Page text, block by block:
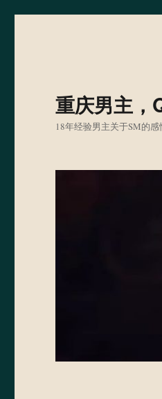
重庆男主，
18年经验男主关于SM的感